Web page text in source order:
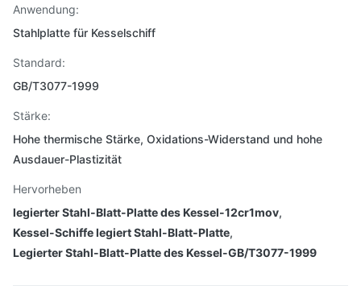
Anwendung:
Stahlplatte für Kesselschiff
Standard:
GB/T3077-1999
Stärke:
Hohe thermische Stärke, Oxidations-Widerstand und hohe
Ausdauer-Plastizität
Hervorheben
legierter Stahl-Blatt-Platte des Kessel-12cr1mov,
Kessel-Schiffe legiert Stahl-Blatt-Platte,
Legierter Stahl-Blatt-Platte des Kessel-GB/T3077-1999